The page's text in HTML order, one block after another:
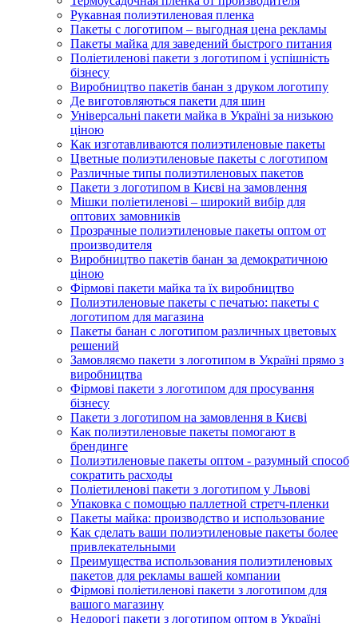
Рукавная полиэтиленовая пленка
Пакеты с логотипом – выгодная цена рекламы
Пакеты майка для заведений быстрого питания
Поліетиленові пакети з логотипом і успішність
бізнесу
Виробництво пакетів банан з друком логотипу
Де виготовляються пакети для шин
Універсальні пакети майка в Україні за низькою
ціною
Как изготавливаются полиэтиленовые пакеты
Цветные полиэтиленовые пакеты с логотипом
Различные типы полиэтиленовых пакетов
Пакети з логотипом в Києві на замовлення
Мішки поліетиленові – широкий вибір для
оптових замовників
Прозрачные полиэтиленовые пакеты оптом от
производителя
Виробництво пакетів банан за демократичною
ціною
Фірмові пакети майка та їх виробництво
Полиэтиленовые пакеты с печатью: пакеты с
логотипом для магазина
Пакеты банан с логотипом различных цветовых
решений
Замовляємо пакети з логотипом в Україні прямо з
виробництва
Фірмові пакети з логотипом для просування
бізнесу
Пакети з логотипом на замовлення в Києві
Как полиэтиленовые пакеты помогают в
брендинге
Полиэтиленовые пакеты оптом - разумный способ
сократить расходы
Поліетиленові пакети з логотипом у Львові
Упаковка с помощью паллетной стретч-пленки
Пакеты майка: производство и использование
Как сделать ваши полиэтиленовые пакеты более
привлекательными
Преимущества использования полиэтиленовых
пакетов для рекламы вашей компании
Фірмові поліетиленові пакети з логотипом для
вашого магазину
Недорогі пакети з логотипом оптом в Україні